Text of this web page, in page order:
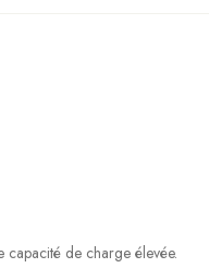
capacité de charge élevée.